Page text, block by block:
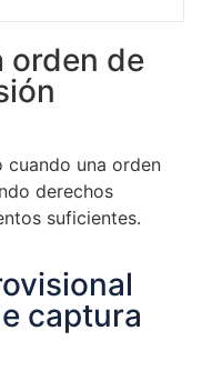
orden de
cuando una orden
derechos
suficientes.
captura